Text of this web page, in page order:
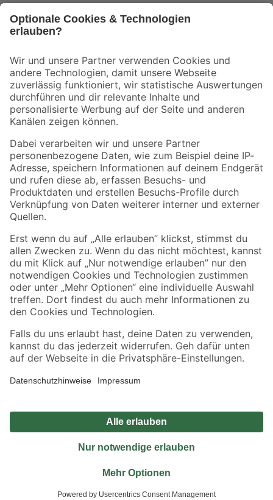
Der toom Newsletter: Keine Angebote und Aktionen mehr verpassen!
Zur Newsletter Anmeldung
Folge uns
Zahlungsarten Versandarten
Sicher einkaufen
Jetzt die toom-App herunterladen
Alle Preisangaben in EUR inkl. gesetzl. MwSt.. Die dargestellten Angebote sind unter
Umständen nicht in allen Märkten verfügbar. Die angegebenen Verfügbarkeiten beziehen
Produkte nur solange der Vorrat reicht.
*Paketversand ab 59 € versandkostenfrei, gilt nicht für Artikel mit Speditionsversand, hier
Privatsphäre Impressum
Nutzungsbedingungen
Widerrufsrecht
Vertrag widerrufen
© 2026 toom Baumarkt GmbH